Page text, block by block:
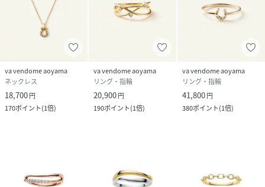
va vendome aoyama
ネックレス
18,700円
170ポイント(1倍)
va vendome aoyama
リング・指輪
20,900円
190ポイント(1倍)
va vendome aoyama
リング・指輪
41,800円
380ポイント(1倍)